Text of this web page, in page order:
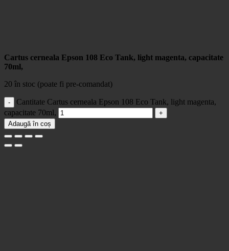
Cartus cerneala Epson 108 Eco Tank, light magenta, capacitate
70ml,
20 în stoc (poate fi pre-comandat)
Cantitate Cartus cerneala Epson 108 Eco Tank, light magenta,
capacitate 70ml,
Adaugă în coș